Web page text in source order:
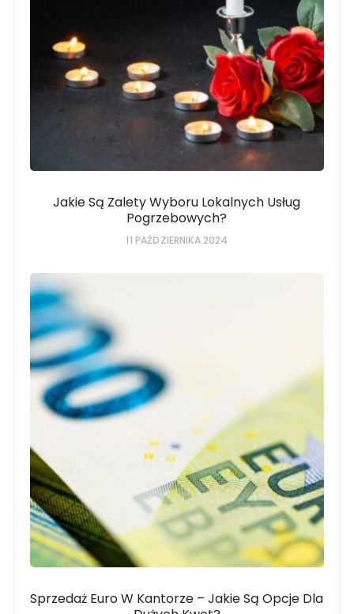
Jakie Są Zalety Wyboru Lokalnych Usług
Pogrzebowych?
11 PAŹDZIERNIKA 2024
Sprzedaż Euro W Kantorze – Jakie Są Opcje Dla